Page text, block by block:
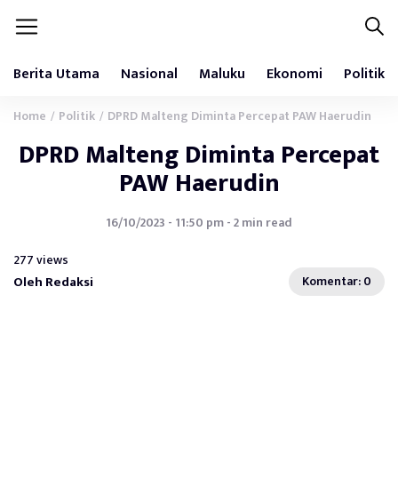
Berita Utama Nasional Maluku Ekonomi Politik
Home / Politik / DPRD Malteng Diminta Percepat PAW Haerudin
DPRD Malteng Diminta Percepat
PAW Haerudin
16/10/2023 - 11:50 pm - 2 min read
277 views
Oleh Redaksi Komentar: 0